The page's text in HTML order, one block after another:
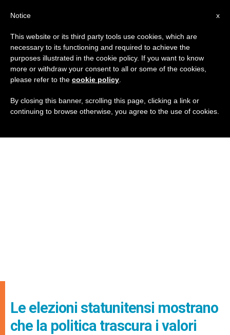
Le elezioni statunitensi mostrano
che la politica trascura i valori
x
Notice
This website or its third party tools use cookies, which are
necessary to its functioning and required to achieve the
purposes illustrated in the cookie policy. If you want to know
more or withdraw your consent to all or some of the cookies,
please refer to the cookie policy
By closing this banner, scrolling this page, clicking a link or
continuing to browse otherwise, you agree to the use of cookies.